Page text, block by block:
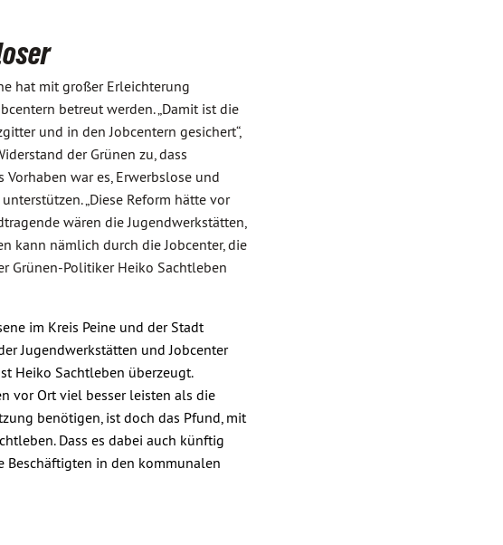
hat mit großer Erleichterung
betreut werden. „Damit ist die
und in den Jobcentern gesichert“,
der Grünen zu, dass
war es, Erwerbslose und
„Diese Reform hätte vor
wären die Jugendwerkstätten,
kann nämlich durch die Jobcenter, die
Grünen-Politiker Heiko Sachtleben
im Kreis Peine und der Stadt
Jugendwerkstätten und Jobcenter
Heiko Sachtleben überzeugt.
vor Ort viel besser leisten als die
benötigen, ist doch das Pfund, mit
Dass es dabei auch künftig
Beschäftigten in den kommunalen